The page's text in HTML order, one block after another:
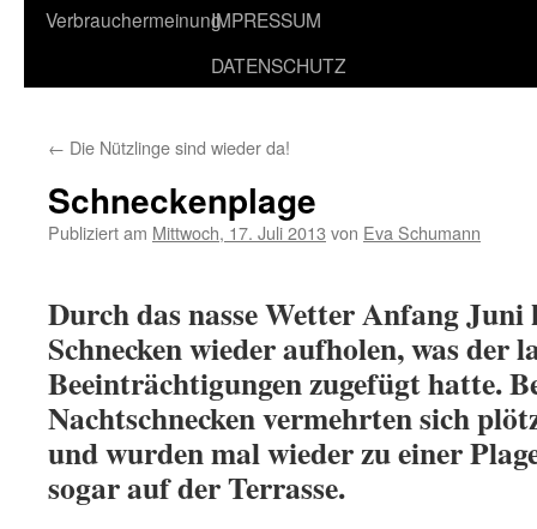
VerbrauchermeinungIMPRESSUM
DATENSCHUTZ
← Die Nützlinge sind wieder da!
Schneckenplage
Publiziert am Mittwoch, 17. Juli 2013 von Eva Schumann
Durch das nasse Wetter Anfang Juni
Schnecken wieder aufholen, was der
Beeinträchtigungen zugefügt hatte.
Nachtschnecken vermehrten sich
und wurden mal wieder zu einer
sogar auf der Terrasse.